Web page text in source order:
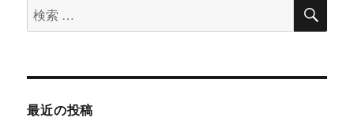
検
索
象:
最近の投稿